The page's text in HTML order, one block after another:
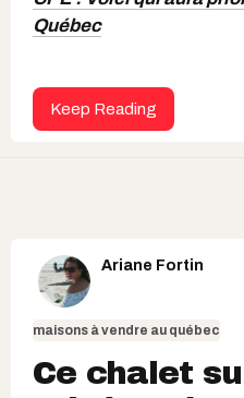
Québec
Keep Reading
Ariane Fortin
maisons à vendre au québec
Ce chalet